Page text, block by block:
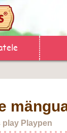
play Playpen